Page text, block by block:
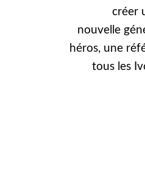
créer
nouvelle
héros, une
tous les